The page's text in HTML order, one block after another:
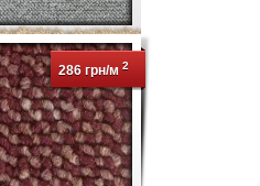
286 грн/м 2